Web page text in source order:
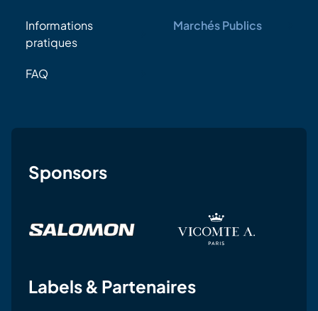
Informations
pratiques
FAQ
Marchés Publics
Sponsors
Labels & Partenaires